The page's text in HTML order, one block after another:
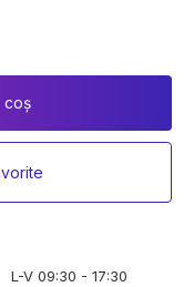
coș
L-V 09:30 - 17:30